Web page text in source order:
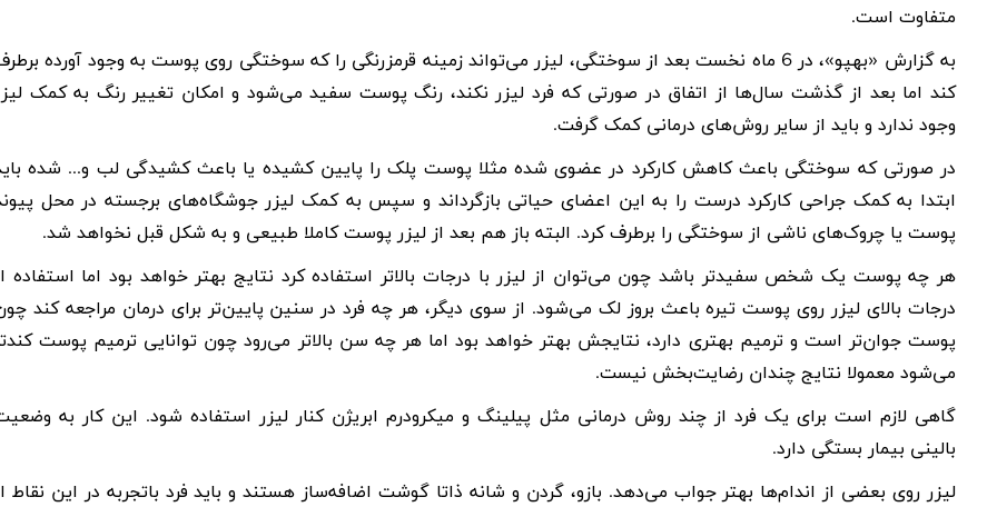
متفاوت است.
به گزارش «بهپو»، در 6 ماه نخست بعد از سوختگی،
لیزر می‌تواند زمینه قرمزرنگی را که سوختگی روی پوست به وجود آورده
کند اما بعد از گذشت سال‌ها از اتفاق در صورتی که فرد لیزر نکند، رنگ پوست سفید می‌شود و امکان تغییر رنگ به کمک
وجود ندارد و باید از سایر روش‌های درمانی کمک گرفت.
در صورتی که سوختگی باعث کاهش کارکرد در عضوی شده مثلا پوست پلک را پایین کشیده یا باعث کشیدگی لب و... شده
ابتدا به کمک جراحی کارکرد درست را به این اعضای حیاتی بازگرداند و سپس به کمک لیزر جوشگاه‌های برجسته در محل
پوست یا چروک‌های ناشی از سوختگی را برطرف کرد. البته باز هم بعد از لیزر پوست کاملا طبیعی و به شکل قبل نخواهد شد.
هر چه پوست یک شخص سفیدتر باشد چون می‌توان از لیزر با درجات بالاتر استفاده کرد نتایج بهتر خواهد بود اما استفاده
درجات بالای لیزر روی پوست تیره باعث بروز لک می‌شود. از سوی دیگر، هر چه فرد در سنین پایین‌تر برای درمان مراجعه کند
پوست جوان‌تر است و ترمیم بهتری دارد، نتایجش بهتر خواهد بود اما هر چه سن بالاتر می‌رود چون توانایی ترمیم پوست
می‌شود معمولا نتایج چندان رضایت‌بخش نیست.
گاهی لازم است برای یک فرد از چند روش درمانی مثل پیلینگ و میکرودرم ابریژن کنار لیزر استفاده شود. این کار به
بالینی بیمار بستگی دارد.
لیزر روی بعضی از اندام‌ها بهتر جواب می‌دهد. بازو، گردن و شانه ذاتا گوشت اضافه‌ساز هستند و باید فرد باتجربه در این نقاط